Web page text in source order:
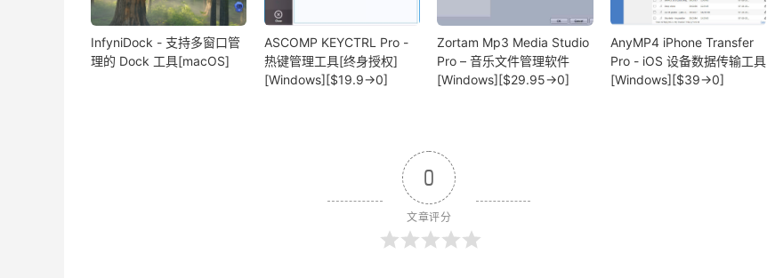
InfyniDock - 支持多窗口管
理的 Dock 工具[macOS]
ASCOMP KEYCTRL Pro -
热键管理工具[终身授权]
[Windows][$19.9→0]
Zortam Mp3 Media Studio
Pro – 音乐文件管理软件
[Windows][$29.95→0]
AnyMP4 iPhone Transfer
Pro - iOS 设备数据传输工具
[Windows][$39→0]
0
文章评分